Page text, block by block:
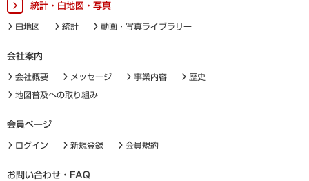
統計・白地図・写真
白地図 統計 動画・写真ライブラリー
会社案内
会社概要 メッセージ 事業内容 歴史
地図普及への取り組み
会員ページ
ログイン 新規登録 会員規約
お問い合わせ・FAQ